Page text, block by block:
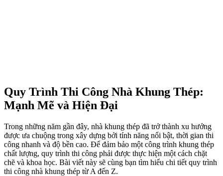
Quy Trình Thi Công Nhà Khung Thép:
Mạnh Mẽ và Hiện Đại
Trong những năm gần đây, nhà khung thép đã trở thành xu hướng
được ưa chuộng trong xây dựng bởi tính năng nổi bật, thời gian thi
công nhanh và độ bền cao. Để đảm bảo một công trình khung thép
chất lượng, quy trình thi công phải được thực hiện một cách chặt
chẽ và khoa học. Bài viết này sẽ cùng bạn tìm hiểu chi tiết quy trình
thi công nhà khung thép từ A đến Z.